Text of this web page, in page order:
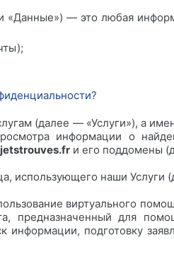
— это любая
(далее — «Услуги»), а
информации о
и его поддомены
использующего наши Услуги
виртуального
предназначенный для
подготовку